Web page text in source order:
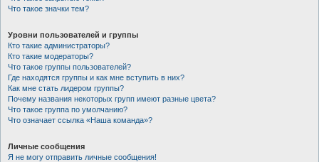
Что такое значки тем?
Уровни пользователей и группы
Кто такие администраторы?
Кто такие модераторы?
Что такое группы пользователей?
Где находятся группы и как мне вступить в них?
Как мне стать лидером группы?
Почему названия некоторых групп имеют разные цвета?
Что такое группа по умолчанию?
Что означает ссылка «Наша команда»?
Личные сообщения
Я не могу отправить личные сообщения!